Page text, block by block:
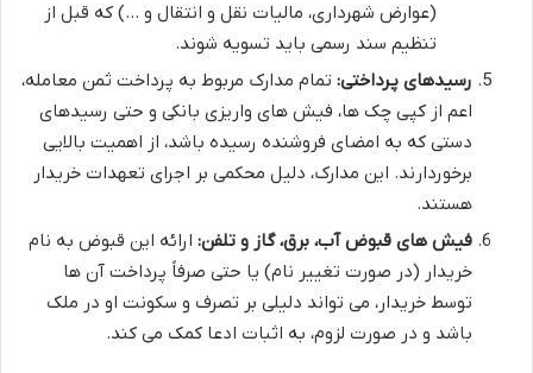
(عوارض شهرداری، مالیات نقل و انتقال و …) که قبل از
تنظیم سند رسمی باید تسویه شوند.
رسیدهای پرداختی: تمام مدارک مربوط به پرداخت ثمن معامله،
اعم از کپی چک ها، فیش های واریزی بانکی و حتی رسیدهای
دستی که به امضای فروشنده رسیده باشد، از اهمیت بالایی
برخوردارند. این مدارک، دلیل محکمی بر اجرای تعهدات خریدار
هستند.
فیش های قبوض آب، برق، گاز و تلفن: ارائه این قبوض به نام
خریدار (در صورت تغییر نام) یا حتی صرفاً پرداخت آن ها
توسط خریدار، می تواند دلیلی بر تصرف و سکونت او در ملک
باشد و در صورت لزوم، به اثبات ادعا کمک می کند.